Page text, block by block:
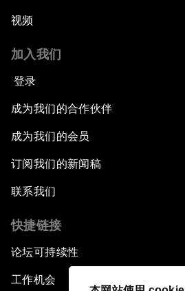
视频
加入我们
登录
成为我们的合作伙伴
成为我们的会员
订阅我们的新闻稿
联系我们
快捷链接
论坛可持续性
工作机会